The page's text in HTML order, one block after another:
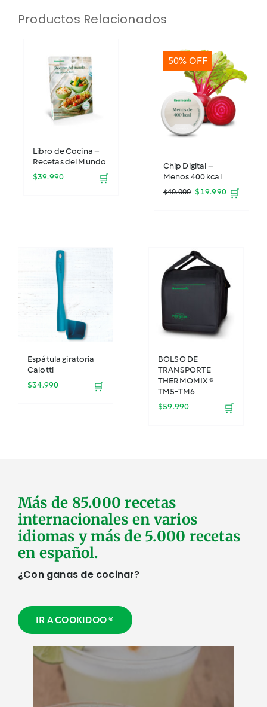
Productos Relacionados
Libro de Cocina –
Recetas del Mundo
$39.990 🛒
50% OFF
Chip Digital –
Menos 400 kcal
$40.000 El
$19.990El🛒
Espátula giratoria
Calotti
$34.990 🛒
BOLSO DE
TRANSPORTE
THERMOMIX ®
TM5-TM6
$59.990 🛒
Más de 85.000 recetas
internacionales en varios
idiomas y más de 5.000 recetas
en español.
¿Con ganas de cocinar?
IR A COOKIDOO ®